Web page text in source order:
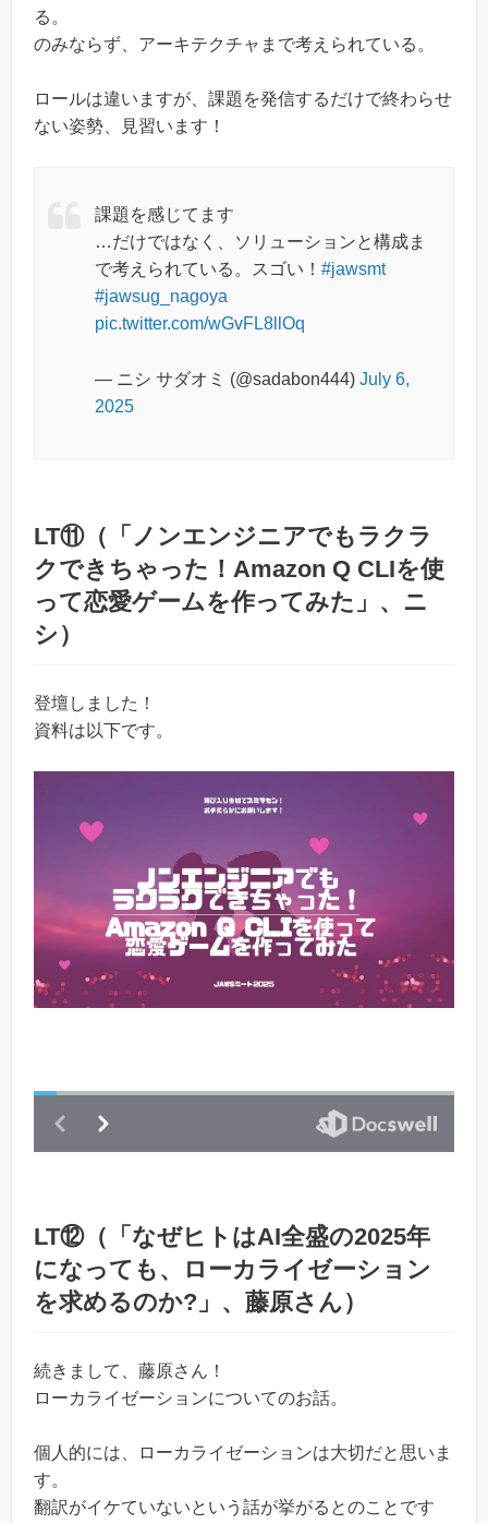
る。
のみならず、アーキテクチャまで考えられている。
ロールは違いますが、課題を発信するだけで終わらせ
ない姿勢、見習います！
課題を感じてます
…だけではなく、ソリューションと構成ま
で考えられている。スゴい！ #jawsmt
#jawsug_nagoya
pic.twitter.com/wGvFL8llOq
— ニシ サダオミ (@sadabon444) July 6,
2025
LT⑪（「ノンエンジニアでもラクラ
クできちゃった！Amazon Q CLIを使
って恋愛ゲームを作ってみた」、ニ
シ）
登壇しました！
資料は以下です。
LT⑫（「なぜヒトはAI全盛の2025年
になっても、ローカライゼーション
を求めるのか?」、藤原さん）
続きまして、藤原さん！
ローカライゼーションについてのお話。
個人的には、ローカライゼーションは大切だと思いま
す。
翻訳がイケていないという話が挙がるとのことです